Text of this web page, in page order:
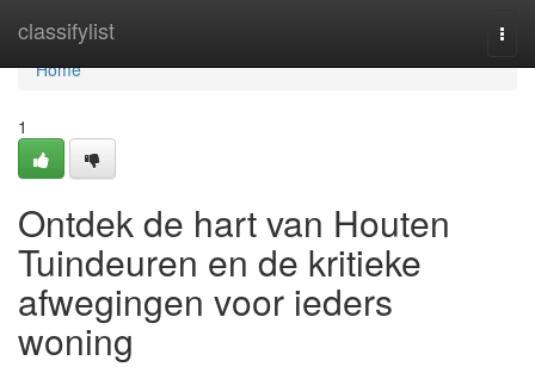
classifylist
Home
Home
1
Ontdek de hart van Houten
Tuindeuren en de kritieke
afwegingen voor ieders
woning